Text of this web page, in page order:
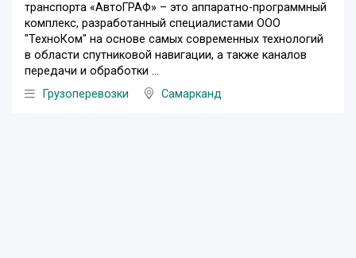
транспорта «АвтоГРАФ» – это аппаратно-программный
комплекс, разработанный специалистами ООО
"ТехноКом" на основе самых современных технологий
в области спутниковой навигации, а также каналов
передачи и обработки ...
Грузоперевозки
Самарканд